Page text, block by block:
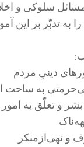
سلوکی و
تدبّر بر این
دینیِ مردم
به ساحت
بشر و تعلّق به
و نهی‌از‌منکر